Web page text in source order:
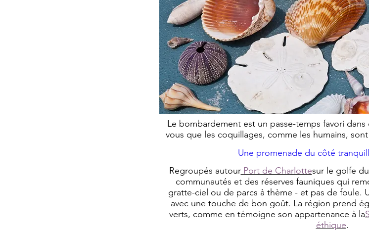
Le bombardement est un passe-temps favori
vous que les coquillages, comme les humains,
Une promenade du côté
Regroupés autour Port de Charlottesur le golfe
communautés et des réserves fauniques qui
gratte-ciel ou de parcs à thème - et pas de foule.
avec une touche de bon goût. La région prend
verts, comme en témoigne son appartenance à la
éthique.